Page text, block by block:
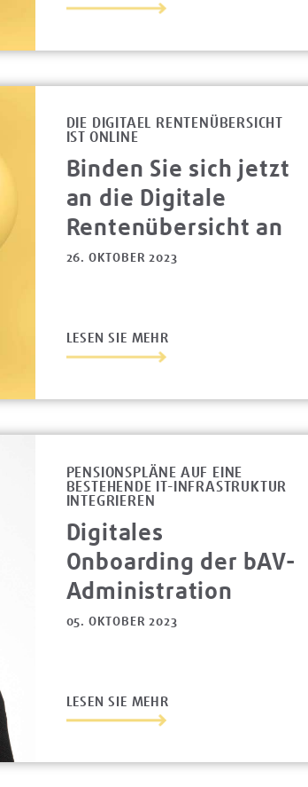
DIE DIGITAEL RENTENÜBERSICHT
IST ONLINE
Binden Sie sich jetzt
an die Digitale
Rentenübersicht an
26. OKTOBER 2023
LESEN SIE MEHR
PENSIONSPLÄNE AUF EINE
BESTEHENDE IT-INFRASTRUKTUR
INTEGRIEREN
Digitales
Onboarding der bAV-
Administration
05. OKTOBER 2023
LESEN SIE MEHR